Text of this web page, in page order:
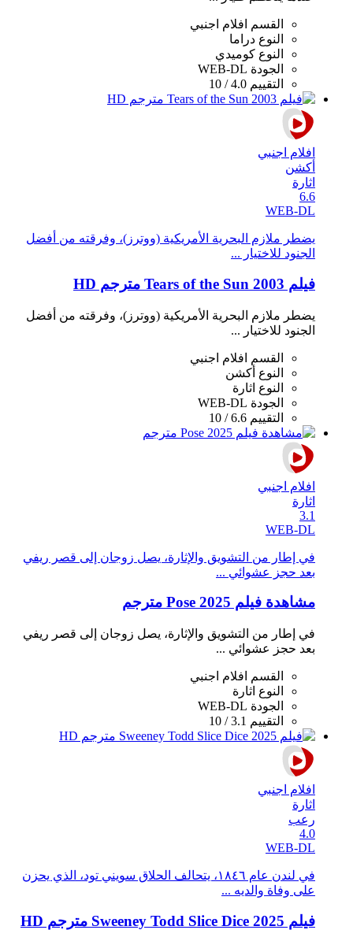
القسم
افلام اجنبي
النوع دراما
النوع كوميدي
الجودة WEB-DL
التقييم 4.0 / 10
افلام اجنبي
أكشن
اثارة
6.6
WEB-DL
يضطر ملازم البحرية الأمريكية (ووترز)، وفرقته من أفضل
الجنود للاختيار ...
فيلم Tears of the Sun 2003 مترجم HD
يضطر ملازم البحرية الأمريكية (ووترز)، وفرقته من أفضل
الجنود للاختيار ...
القسم
افلام اجنبي
النوع أكشن
النوع اثارة
الجودة WEB-DL
التقييم 6.6 / 10
افلام اجنبي
اثارة
3.1
WEB-DL
في إطار من التشويق والإثارة، يصل زوجان إلى قصر ريفي
بعد حجز عشوائي ...
مشاهدة فيلم Pose 2025 مترجم
في إطار من التشويق والإثارة، يصل زوجان إلى قصر ريفي
بعد حجز عشوائي ...
القسم
افلام اجنبي
النوع اثارة
الجودة WEB-DL
التقييم 3.1 / 10
افلام اجنبي
اثارة
رعب
4.0
WEB-DL
في لندن عام ١٨٤٦، يتحالف الحلاق سويني تود، الذي يحزن
على وفاة والديه ...
فيلم Sweeney Todd Slice Dice 2025 مترجم HD